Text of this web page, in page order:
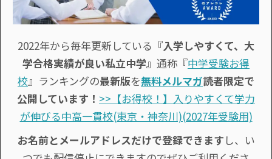
2022年から毎年更新している 『入学しやすくて、大
学合格実績が良い私立中学』 通称『中学受験お得
校』ランキングの最新版を無料メルマガ読者限定で
公開しています！ >>【お得校！】入りやすくて学力
が伸びる中高一貫校(東京・神奈川)(2027年受験用)
お名前とメールアドレスだけで登録できます し、い